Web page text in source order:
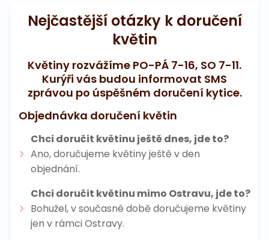
Možnosti platby
Způsob doručení
Mobilní aplikace
Nejčastější otázky k doručení
květin
Květiny rozvážíme PO-PÁ 7-16, SO 7-11.
Kurýři vás budou informovat SMS
zprávou po úspěšném doručení kytice.
Objednávka doručení květin
Chci doručit květinu ještě dnes, jde to?
Ano, doručujeme květiny ještě v den
objednání.
Chci doručit květinu mimo Ostravu, jde to?
Bohužel, v současné době doručujeme květiny
jen v rámci Ostravy.